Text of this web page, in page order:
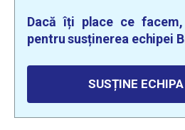
Dacă îți place ce
pentru susținerea echipei
SUSȚINE